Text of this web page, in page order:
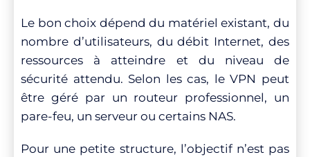
Le bon choix dépend du matériel existant, du
nombre d’utilisateurs, du débit Internet, des
ressources à atteindre et du niveau de
sécurité attendu. Selon les cas, le VPN peut
être géré par un routeur professionnel, un
pare-feu, un serveur ou certains NAS.
Pour une petite structure, l’objectif n’est pas